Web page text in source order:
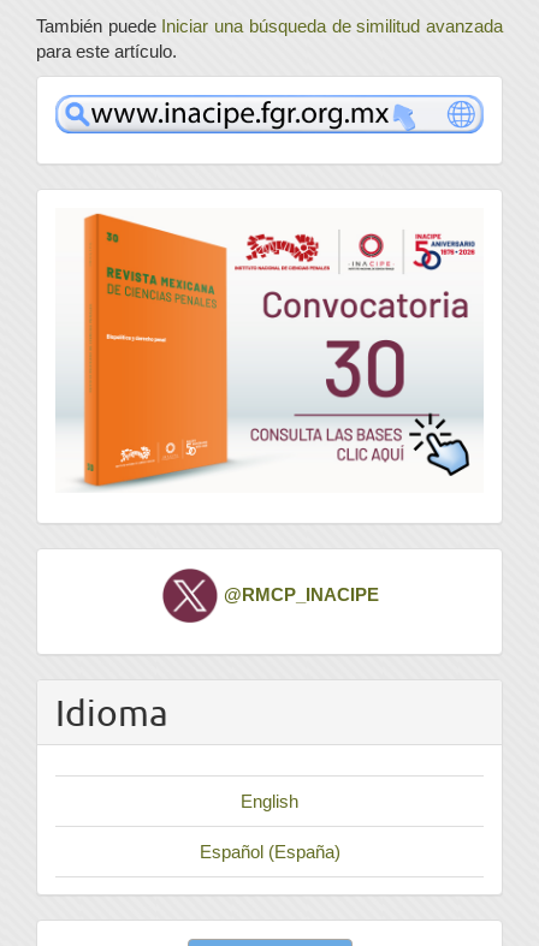
También puede Iniciar una búsqueda de similitud avanzada
para este artículo.
www
convocatoria
Twitter @RMCP_INACIPE
Idioma
English
Español (España)